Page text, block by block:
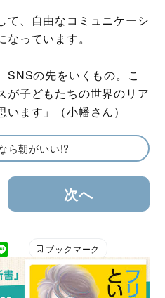
て、自由なコミュニケーシ
っています。
SNSの先をいくもの。こ
が子どもたちの世界のリア
ます」（小幡さん）
ら朝がいい!?
次へ
ブックマーク